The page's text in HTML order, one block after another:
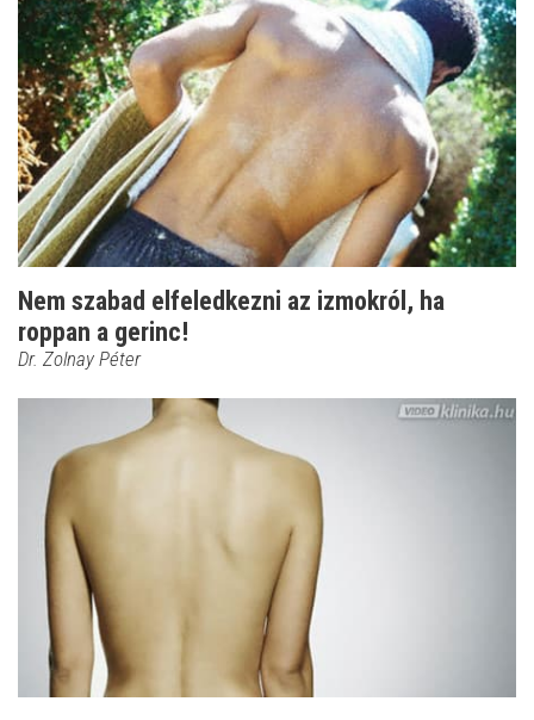
Nem szabad elfeledkezni az izmokról, ha
roppan a gerinc!
Dr. Zolnay Péter